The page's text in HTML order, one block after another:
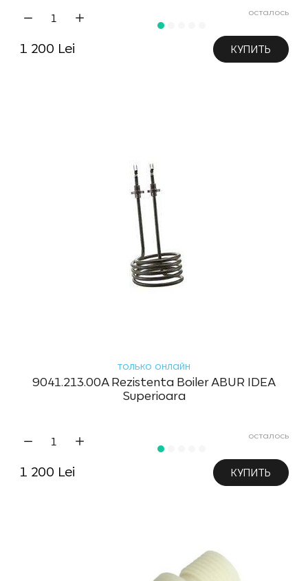
осталось
1 200 Lei КУПИТЬ
только онлайн
9041.213.00A Rezistenta Boiler ABUR IDEA
Superioara
осталось
1 200 Lei КУПИТЬ